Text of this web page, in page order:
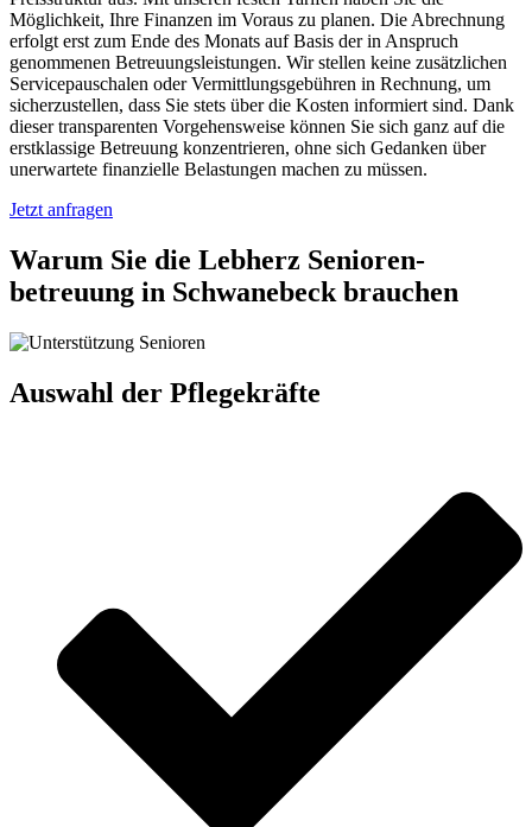
Möglichkeit, Ihre Finanzen im Voraus zu planen. Die Abrechnung
erfolgt erst zum Ende des Monats auf Basis der in Anspruch
genommenen Betreuungsleistungen. Wir stellen keine zusätzlichen
Servicepauschalen oder Vermittlungsgebühren in Rechnung, um
sicherzustellen, dass Sie stets über die Kosten informiert sind. Dank
dieser transparenten Vorgehensweise können Sie sich ganz auf die
erstklassige Betreuung konzentrieren, ohne sich Gedanken über
unerwartete finanzielle Belastungen machen zu müssen.
Jetzt anfragen
Warum Sie die Lebherz Senioren­
betreuung in Schwanebeck brauchen
Auswahl der Pflegekräfte